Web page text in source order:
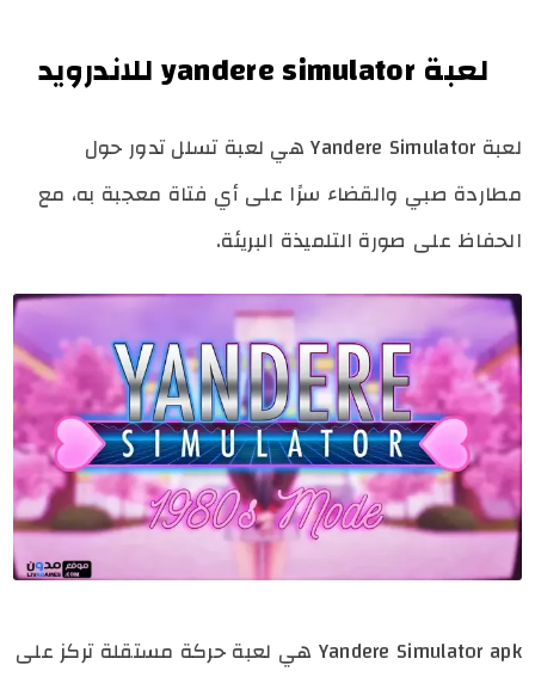
لعبة yandere simulator للاندرويد
لعبة Yandere Simulator هي لعبة تسلل تدور حول
مطاردة صبي والقضاء سرًا على أي فتاة معجبة به، مع
الحفاظ على صورة التلميذة البريئة.
Yandere Simulator apk هي لعبة حركة مستقلة تركز على